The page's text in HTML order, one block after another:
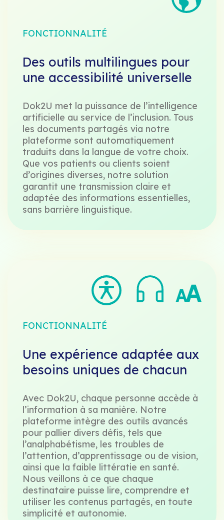
FONCTIONNALITÉ
Des outils multilingues pour
une accessibilité universelle
Dok2U met la puissance de l’intelligence
artificielle au service de l’inclusion. Tous
les documents partagés via notre
plateforme sont automatiquement
traduits dans la langue de votre choix.
Que vos patients ou clients soient
d’origines diverses, notre solution
garantit une transmission claire et
adaptée des informations essentielles,
sans barrière linguistique.
FONCTIONNALITÉ
Une expérience adaptée aux
besoins uniques de chacun
Avec Dok2U, chaque personne accède à
l’information à sa manière. Notre
plateforme intègre des outils avancés
pour pallier divers défis, tels que
l’analphabétisme, les troubles de
l’attention, d’apprentissage ou de vision,
ainsi que la faible littératie en santé.
Nous veillons à ce que chaque
destinataire puisse lire, comprendre et
utiliser les contenus partagés, en toute
simplicité et autonomie.